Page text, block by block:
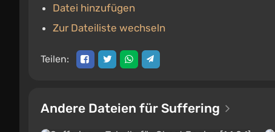
Datei hinzufügen
Zur Dateiliste wechseln
Teilen:
Andere Dateien für Suffering